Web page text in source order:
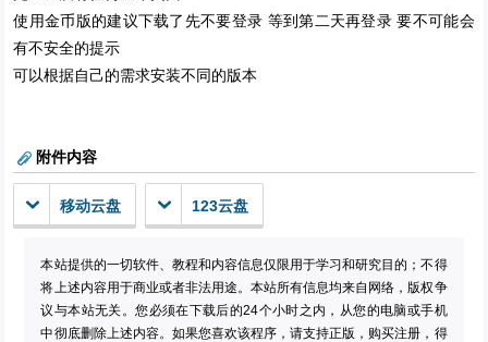
使用金币版的建议下载了先不要登录 等到第二天再登录 要不可能会
有不安全的提示
可以根据自己的需求安装不同的版本
附件内容
移动云盘 123云盘
本站提供的一切软件、教程和内容信息仅限用于学习和研究目的；不得
将上述内容用于商业或者非法用途。本站所有信息均来自网络，版权争
议与本站无关。您必须在下载后的24个小时之内，从您的电脑或手机
中彻底删除上述内容。如果您喜欢该程序，请支持正版，购买注册，得